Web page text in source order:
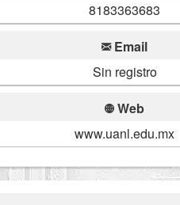
8183363683
Email
Sin registro
Web
www.uanl.edu.mx